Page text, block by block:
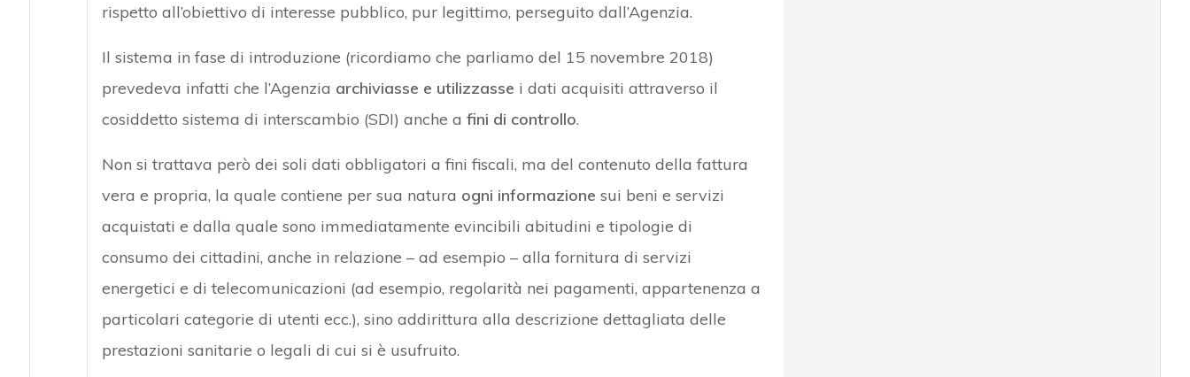
rispetto all’obiettivo di interesse pubblico, pur legittimo, perseguito dall’Agenzia.
Il sistema in fase di introduzione (ricordiamo che parliamo del 15 novembre 2018)
prevedeva infatti che l’Agenzia archiviasse e utilizzasse i dati acquisiti attraverso il
cosiddetto sistema di interscambio (SDI) anche a fini di controllo.
Non si trattava però dei soli dati obbligatori a fini fiscali, ma del contenuto della fattura
vera e propria, la quale contiene per sua natura ogni informazione sui beni e servizi
acquistati e dalla quale sono immediatamente evincibili abitudini e tipologie di
consumo dei cittadini, anche in relazione – ad esempio – alla fornitura di servizi
energetici e di telecomunicazioni (ad esempio, regolarità nei pagamenti, appartenenza a
particolari categorie di utenti ecc.), sino addirittura alla descrizione dettagliata delle
prestazioni sanitarie o legali di cui si è usufruito.